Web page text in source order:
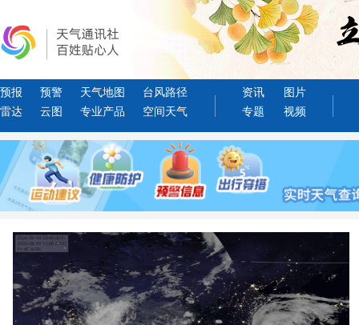
预报 预警 天气地图
台风路径
雷达
云图 专业产品 空间天气
资讯
图片
专题
视频